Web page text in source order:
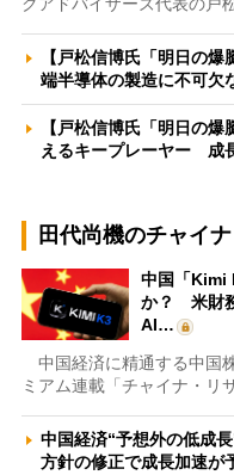
クアドバイザーズ代表の戸
【戸松信博氏「明日の
端半導体の製造に不可欠
【戸松信博氏「明日の
えるキープレーヤー 成
田代尚機のチャイ
中国「Kimi
か？ 米財
AI…
中国経済に精通する中国
ミアム連載「チャイナ・リ
中国経済“予想外の低成
方針の修正で成長加速が